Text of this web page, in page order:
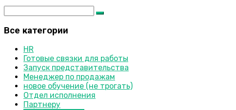
Все категории
HR
Готовые связки для работы
Запуск представительства
Менеджер по продажам
новое обучение (не трогать)
Отдел исполнения
Партнеру